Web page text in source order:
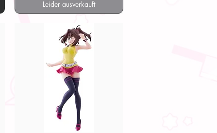
Leider ausverkauft